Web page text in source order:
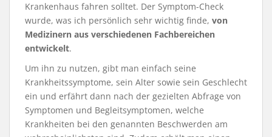
Krankenhaus fahren solltet. Der Symptom-Check
wurde, was ich persönlich sehr wichtig finde, von
Medizinern aus verschiedenen Fachbereichen
entwickelt.
Um ihn zu nutzen, gibt man einfach seine
Krankheitssymptome, sein Alter sowie sein Geschlecht
ein und erfährt dann nach der gezielten Abfrage von
Symptomen und Begleitsymptomen, welche
Krankheiten bei den genannten Beschwerden am